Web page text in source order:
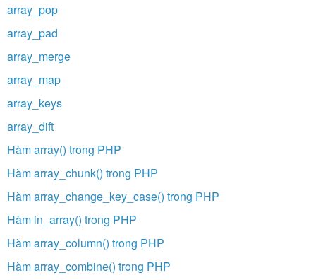
array_pop
array_pad
array_merge
array_map
array_keys
array_dift
Hàm array() trong PHP
Hàm array_chunk() trong PHP
Hàm array_change_key_case() trong PHP
Hàm in_array() trong PHP
Hàm array_column() trong PHP
Hàm array_combine() trong PHP